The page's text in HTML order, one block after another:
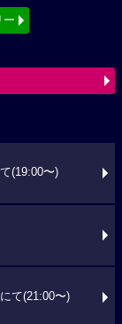
ー
(19:00〜)
て(21:00〜)